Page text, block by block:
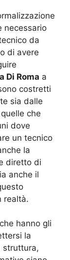
necessario
da
di avere
Di Roma a
costretti
sia dalle
che
dove
un tecnico
la
diretto di
anche il
realtà.
hanno gli
la
struttura,